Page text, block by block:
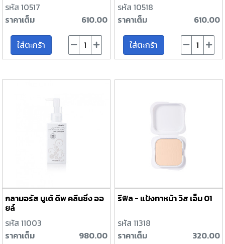
รหัส 10517
ราคาเต็ม
610.00
ใส่ตะกร้า
รหัส 10518
ราคาเต็ม
610.00
ใส่ตะกร้า
กลามอรัส บูเต้ ดีพ คลีนซิ่ง ออ
ยล์
รหัส 11003
ราคาเต็ม
980.00
รีฟิล - แป้งทาหน้า วิส เอ็ม 01
รหัส 11318
ราคาเต็ม
320.00